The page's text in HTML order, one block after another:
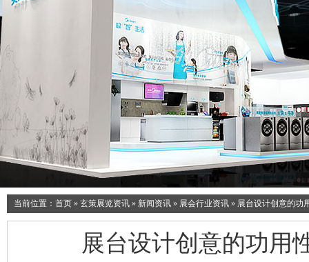
当前位置： 首页 » 玄策展览资讯 » 新闻资讯 » 展会行业资讯 » 展台设计创意的功
展台设计创意的功用